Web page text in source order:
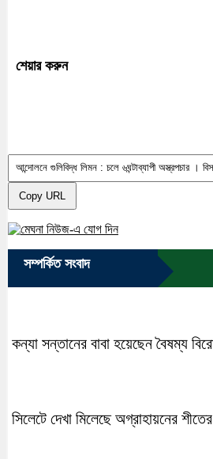
শেয়ার করুন
Copy URL
সম্পর্কিত সংবাদ
কন্যা সন্তানের বাবা হয়েছেন বৈষম্য
সিলেটে দেখা মিলেছে অগ্রাহায়নের